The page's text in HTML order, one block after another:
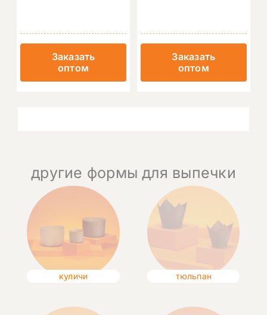
Заказать
оптом
Заказать
оптом
другие формы для выпечки
куличи тюльпан